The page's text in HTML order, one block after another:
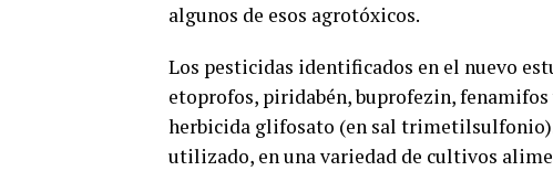
algunos de esos agrotóxicos.
Los pesticidas identificados en el nuevo
etoprofos, piridabén, buprofezin,
herbicida glifosato (en sal
utilizado, en una variedad de cultivos